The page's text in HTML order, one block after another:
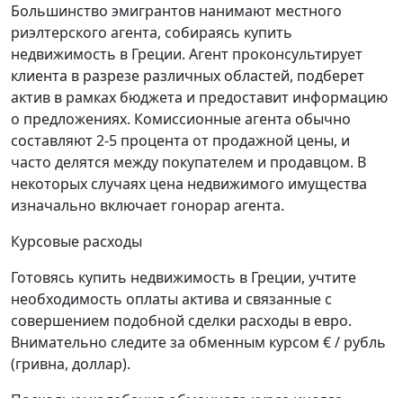
Большинство эмигрантов нанимают местного
риэлтерского агента, собираясь купить
недвижимость в Греции. Агент проконсультирует
клиента в разрезе различных областей, подберет
актив в рамках бюджета и предоставит информацию
о предложениях. Комиссионные агента обычно
составляют 2-5 процента от продажной цены, и
часто делятся между покупателем и продавцом. В
некоторых случаях цена недвижимого имущества
изначально включает гонорар агента.
Курсовые расходы
Готовясь купить недвижимость в Греции, учтите
необходимость оплаты актива и связанные с
совершением подобной сделки расходы в евро.
Внимательно следите за обменным курсом € / рубль
(гривна, доллар).